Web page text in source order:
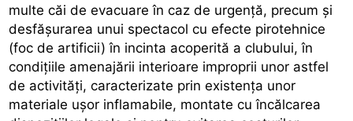
multe căi de evacuare în caz de urgență, precum și
desfășurarea unui spectacol cu efecte pirotehnice
(foc de artificii) în incinta acoperită a clubului, în
condițiile amenajării interioare improprii unor astfel
de activități, caracterizate prin existența unor
materiale ușor inflamabile, montate cu încălcarea